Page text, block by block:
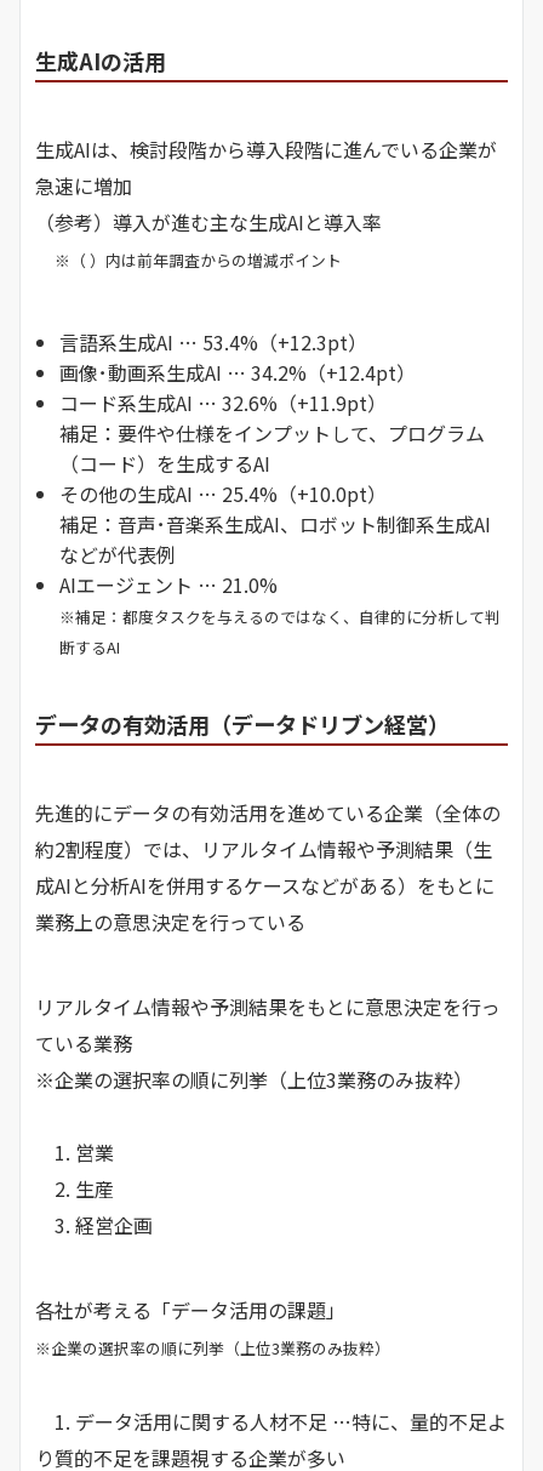
生成AIの活用
生成AIは、検討段階から導入段階に進んでいる企業が
急速に増加
（参考）導入が進む主な生成AIと導入率
※（ ）内は前年調査からの増減ポイント
言語系生成AI … 53.4%（+12.3pt）
画像･動画系生成AI … 34.2%（+12.4pt）
コード系生成AI … 32.6%（+11.9pt）
補足：要件や仕様をインプットして、プログラム
（コード）を生成するAI
その他の生成AI … 25.4%（+10.0pt）
補足：音声･音楽系生成AI、ロボット制御系生成AI
などが代表例
AIエージェント … 21.0%
※補足：都度タスクを与えるのではなく、自律的に分析して判
断するAI
データの有効活用（データドリブン経営）
先進的にデータの有効活用を進めている企業（全体の
約2割程度）では、リアルタイム情報や予測結果（生
成AIと分析AIを併用するケースなどがある）をもとに
業務上の意思決定を行っている
リアルタイム情報や予測結果をもとに意思決定を行っ
ている業務
※企業の選択率の順に列挙（上位3業務のみ抜粋）
1. 営業
2. 生産
3. 経営企画
各社が考える「データ活用の課題」
※企業の選択率の順に列挙（上位3業務のみ抜粋）
1. データ活用に関する人材不足 …特に、量的不足よ
り質的不足を課題視する企業が多い